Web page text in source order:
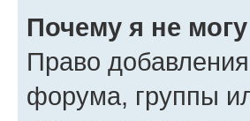
Почему я не
Право
форума, группы